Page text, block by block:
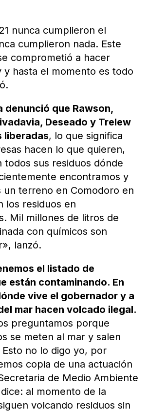
nunca cumplieron el
cumplieron nada. Este
comprometió a hacer
y hasta el momento es todo
denunció que Rawson,
Deseado y Trelew
liberadas, lo que significa
hacen lo que quieren,
todos sus residuos dónde
encontramos y
un terreno en Comodoro en
los residuos en
Mil millones de litros de
con químicos son
lanzó.
el listado de
están contaminando. En
vive el gobernador y a
mar hacen volcado ilegal.
preguntamos porque
se meten al mar y salen
no lo digo yo, por
copia de una actuación
de Medio Ambiente
al momento de la
volcando residuos sin